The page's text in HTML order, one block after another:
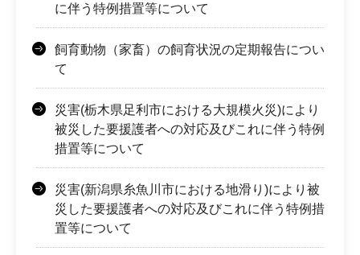
に伴う特例措置等について
飼育動物（家畜）の飼育状況の定期報告につい
て
災害(栃木県足利市における大規模火災)により
被災した要援護者への対応及びこれに伴う特例
措置等について
災害(新潟県糸魚川市における地滑り)により被
災した要援護者への対応及びこれに伴う特例措
置等について